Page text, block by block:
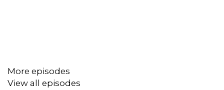
More episodes
View all episodes